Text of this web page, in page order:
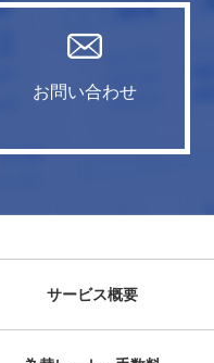
お問い合わせ
サービス概要